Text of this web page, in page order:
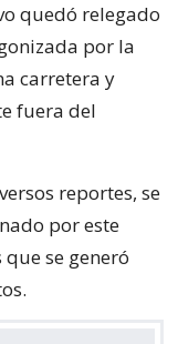
quedó relegado
por la
carretera y
fuera del
reportes, se
por este
se generó